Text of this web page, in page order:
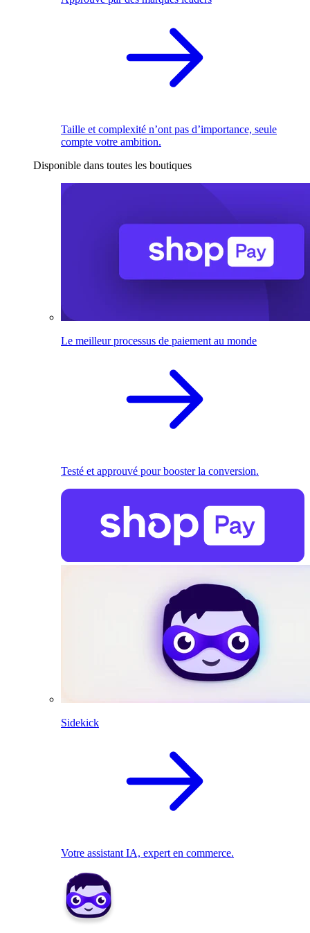
Taille et complexité n’ont pas d’importance, seule
compte votre ambition.
Disponible dans toutes les boutiques
Le meilleur processus de paiement au monde
Testé et approuvé pour booster la conversion.
Sidekick
Votre assistant IA, expert en commerce.